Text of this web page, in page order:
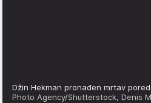
Džin Hekman pronađen mrtav
Photo Agency/Shutterstock, Denis